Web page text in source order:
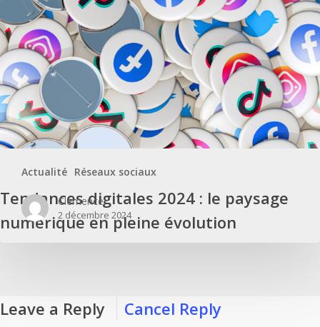
Actualité Réseaux sociaux
Tendances digitales 2024 : le paysage
numérique en pleine évolution
Clémence
2 décembre 2024
Leave a Reply Cancel Reply